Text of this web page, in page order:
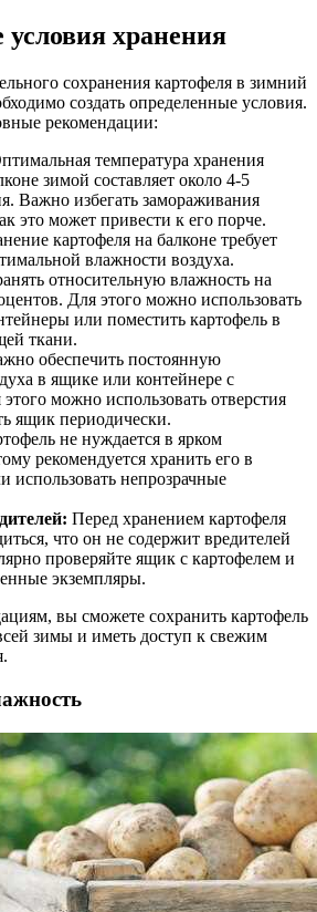
хранения
сохранения картофеля в зимний
создать определенные условия.
рекомендации:
температура хранения
зимой составляет около 4-5
Важно избегать замораживания
это может привести к его порче.
картофеля на балконе требует
влажности воздуха.
относительную влажность на
Для этого можно использовать
или поместить картофель в
ткани.
обеспечить постоянную
в ящике или контейнере с
можно использовать отверстия
ящик периодически.
не нуждается в ярком
рекомендуется хранить его в
использовать непрозрачные
Перед хранением картофеля
что он не содержит вредителей
проверяйте ящик с картофелем и
экземпляры.
вы сможете сохранить картофель
зимы и иметь доступ к свежим